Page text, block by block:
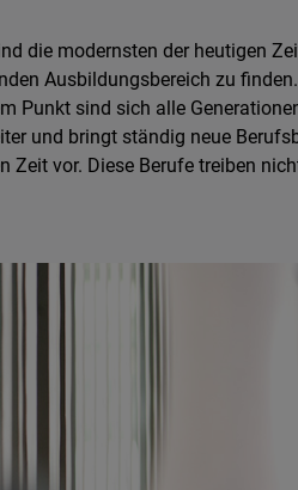
die modernsten der heutigen
Ausbildungsbereich zu
Punkt sind sich alle
und bringt ständig neue
Zeit vor. Diese Berufe treiben